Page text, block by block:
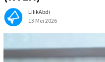
LilikAbdi
13 Mei 2026